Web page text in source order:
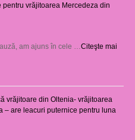
pentru vrăjitoarea Mercedeza din
am ajuns în cele … Citeşte mai
vrăjitoare din Oltenia- vrăjitoarea
– are leacuri puternice pentru luna